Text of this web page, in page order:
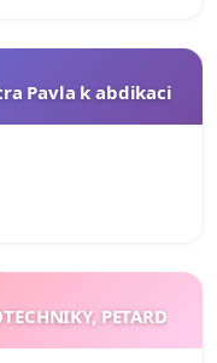
Pavla k abdikaci
PETARD